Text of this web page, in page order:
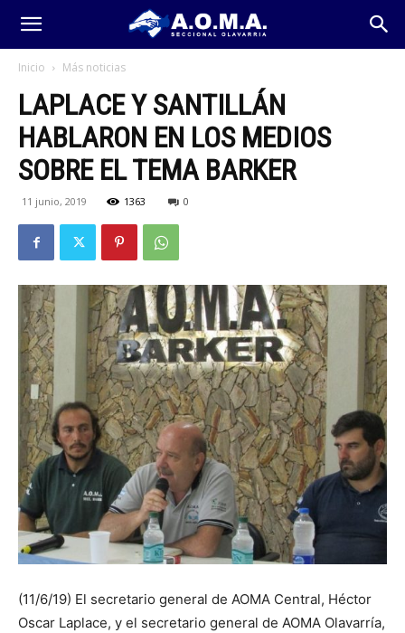
Inicio Más noticias
LAPLACE Y SANTILLÁN
HABLARON EN LOS MEDIOS
SOBRE EL TEMA BARKER
11 junio, 2019 1363 0
(11/6/19) El secretario general de AOMA Central, Héctor
Oscar Laplace, y el secretario general de AOMA Olavarría,